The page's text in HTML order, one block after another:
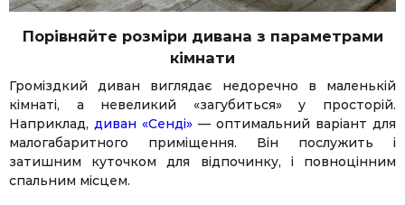
Порівняйте розміри дивана з параметрами
кімнати
Громіздкий диван виглядає недоречно в маленькій
кімнаті, а невеликий «загубиться» у просторій.
Наприклад, диван «Сенді» — оптимальний варіант для
малогабаритного приміщення. Він послужить і
затишним куточком для відпочинку, і повноцінним
спальним місцем.